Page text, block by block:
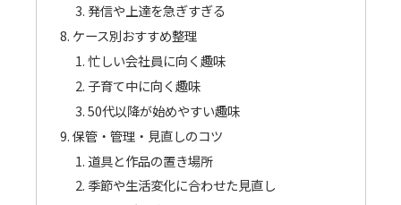
発信や上達を急ぎすぎる
ケース別おすすめ整理
忙しい会社員に向く趣味
子育て中に向く趣味
50代以降が始めやすい趣味
保管・管理・見直しのコツ
道具と作品の置き場所
季節や生活変化に合わせた見直し